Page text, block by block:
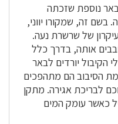
באר נוספת שזכתה
בשם זה, שמקורו יווני,
של שרשרת נעה.
אותה, בדרך כלל
יורדים לבאר
הסיבוב הם מתהפכים
לבריכת אגירה. מתקן
כאשר עומק המים